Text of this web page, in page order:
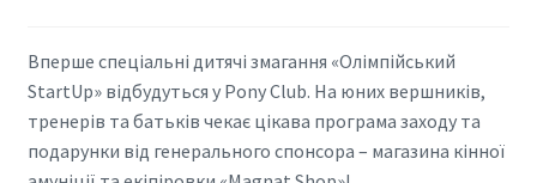
Вперше спеціальні дитячі змагання «Олімпійський
StartUp» відбудуться у Pony Club. На юних вершників,
тренерів та батьків чекає цікава програма заходу та
подарунки від генерального спонсора – магазина кінної